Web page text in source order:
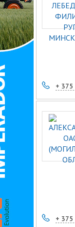
+ 375
+ 375